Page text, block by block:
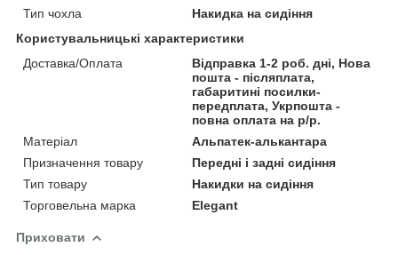
Тип чохла
Накидка на сидіння
Користувальницькі характеристики
Доставка/Оплата
Відправка 1-2 роб. дні, Нова
пошта - післяплата,
габаритині посилки-
передплата, Укрпошта -
повна оплата на р/р.
Матеріал
Альпатек-алькантара
Призначення товару
Передні і задні сидіння
Тип товару
Накидки на сидіння
Торговельна марка
Elegant
Приховати